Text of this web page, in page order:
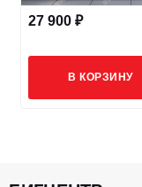
Давление, кПа
Конструкция шины
27 900 ₽
В КОРЗИНУ